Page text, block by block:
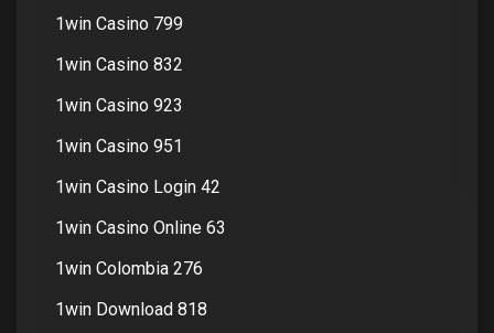
1win Casino 799
1win Casino 832
1win Casino 923
1win Casino 951
1win Casino Login 42
1win Casino Online 63
1win Colombia 276
1win Download 818